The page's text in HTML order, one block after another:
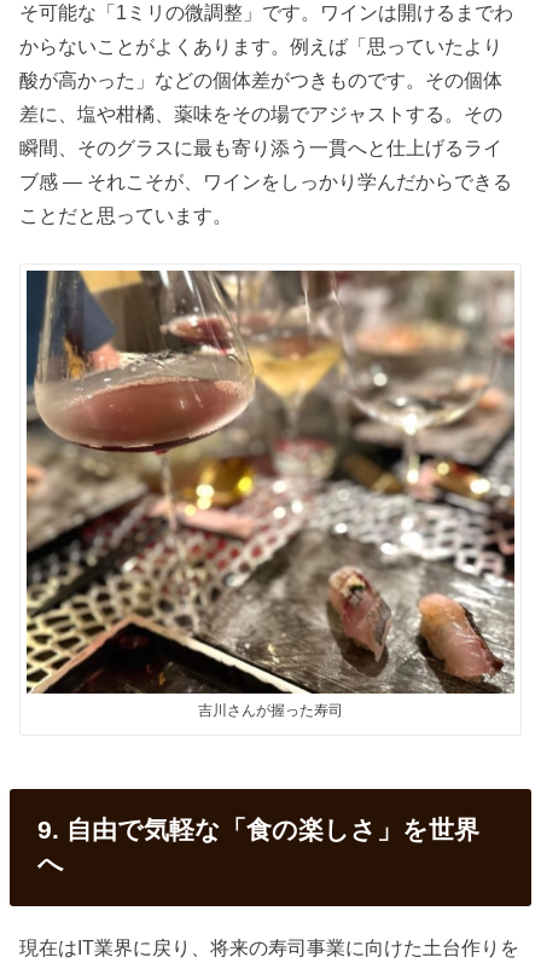
そ可能な「1ミリの微調整」です。ワインは開けるまでわ
からないことがよくあります。例えば「思っていたより
酸が高かった」などの個体差がつきものです。その個体
差に、塩や柑橘、薬味をその場でアジャストする。その
瞬間、そのグラスに最も寄り添う一貫へと仕上げるライ
ブ感 ― それこそが、ワインをしっかり学んだからできる
ことだと思っています。
吉川さんが握った寿司
9. 自由で気軽な「食の楽しさ」を世界
へ
現在はIT業界に戻り、将来の寿司事業に向けた土台作りを